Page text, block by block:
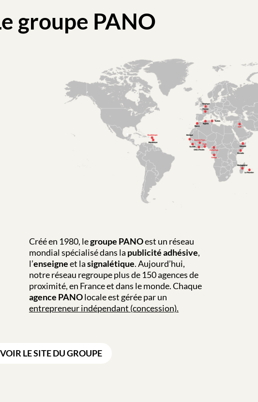
groupe PANO
Créé en 1980, legroupe PANOest un réseau
mondial spécialisé dans la publicité adhésive,
l’enseigneet lasignalétique. Aujourd’hui,
notre réseau regroupe plus de 150 agences de
proximité, en France et dans le monde. Chaque
agence PANOlocale est gérée par un
entrepreneur indépendant (concession).
VOIR LE SITE DU GROUPE